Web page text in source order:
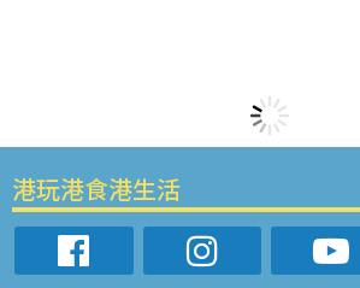
港玩港食港生活